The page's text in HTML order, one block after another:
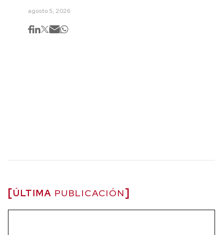
agosto 5, 2026
ÚLTIMA PUBLICACIÓN